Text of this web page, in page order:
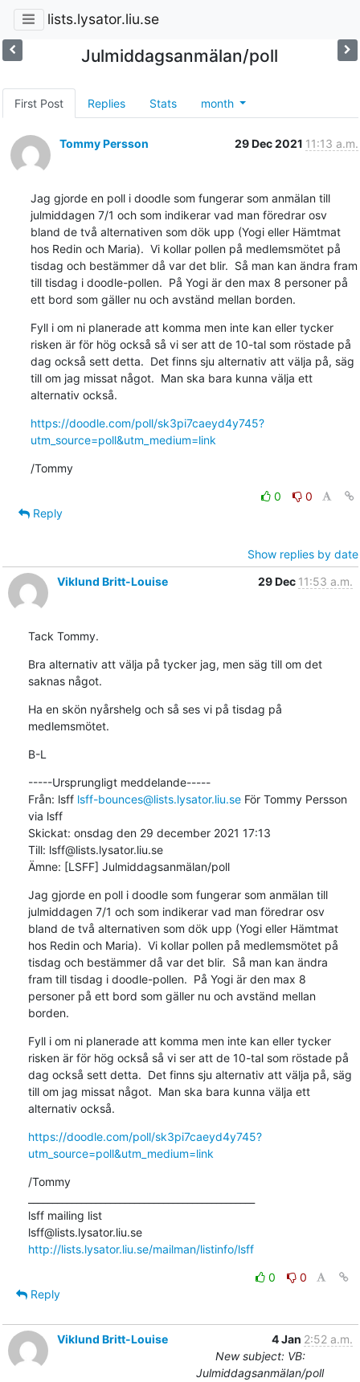
lists.lysator.liu.se
Julmiddagsanmälan/poll
First Post Replies Stats month
Tommy Persson 29 Dec 2021 11:13 a.m.
Jag gjorde en poll i doodle som fungerar som anmälan till
julmiddagen 7/1 och som indikerar vad man föredrar osv
bland de två alternativen som dök upp (Yogi eller Hämtmat
hos Redin och Maria).  Vi kollar pollen på medlemsmötet på
tisdag och bestämmer då var det blir.  Så man kan ändra fram
till tisdag i doodle-pollen.  På Yogi är den max 8 personer på
ett bord som gäller nu och avständ mellan borden.
Fyll i om ni planerade att komma men inte kan eller tycker
risken är för hög också så vi ser att de 10-tal som röstade på
dag också sett detta.  Det finns sju alternativ att välja på, säg
till om jag missat något.  Man ska bara kunna välja ett
alternativ också.
https://doodle.com/poll/sk3pi7caeyd4y745?
utm_source=poll&utm_medium=link
/Tommy
0
0
Reply
Show replies by date
Viklund Britt-Louise
29 Dec 11:53 a.m.
Tack Tommy.
Bra alternativ att välja på tycker jag, men säg till om det
saknas något.
Ha en skön nyårshelg och så ses vi på tisdag på
medlemsmötet.
B-L
-----Ursprungligt meddelande-----
Från: lsff lsff-bounces@lists.lysator.liu.se För Tommy Persson
via lsff
Skickat: onsdag den 29 december 2021 17:13
Till: lsff@lists.lysator.liu.se
Ämne: [LSFF] Julmiddagsanmälan/poll
Jag gjorde en poll i doodle som fungerar som anmälan till
julmiddagen 7/1 och som indikerar vad man föredrar osv
bland de två alternativen som dök upp (Yogi eller Hämtmat
hos Redin och Maria).  Vi kollar pollen på medlemsmötet på
tisdag och bestämmer då var det blir.  Så man kan ändra
fram till tisdag i doodle-pollen.  På Yogi är den max 8
personer på ett bord som gäller nu och avständ mellan
borden.
Fyll i om ni planerade att komma men inte kan eller tycker
risken är för hög också så vi ser att de 10-tal som röstade på
dag också sett detta.  Det finns sju alternativ att välja på, säg
till om jag missat något.  Man ska bara kunna välja ett
alternativ också.
https://doodle.com/poll/sk3pi7caeyd4y745?
utm_source=poll&utm_medium=link
/Tommy
lsff mailing list
lsff@lists.lysator.liu.se
http://lists.lysator.liu.se/mailman/listinfo/lsff
0
0
Reply
Viklund Britt-Louise 4 Jan 2:52 a.m.
New subject: VB:
Julmiddagsanmälan/poll